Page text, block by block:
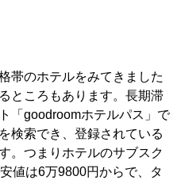
帯のホテルをみてきました
ところもあります。長期滞
「goodroomホテルパス」で
検索でき、登録されている
。つまりホテルのサブスク
値は6万9800円からで、タ